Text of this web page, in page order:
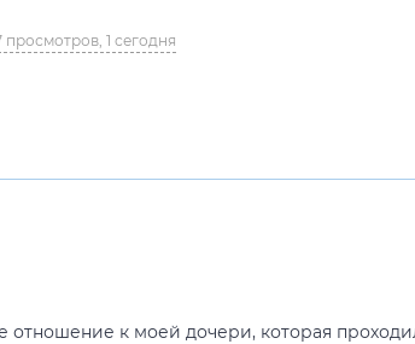
просмотров, 1 сегодня
к моей дочери, которая